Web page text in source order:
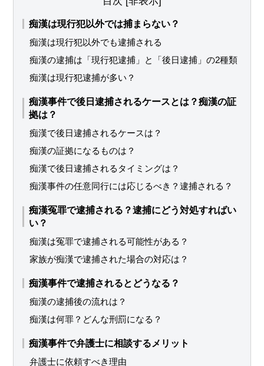
痴漢は現行犯以外では捕まらない？
痴漢は現行犯以外でも逮捕される
痴漢の逮捕は「現行犯逮捕」と「後日逮捕」の2種類
痴漢は現行犯逮捕が多い？
痴漢事件で後日逮捕されるケースとは？痴漢の証
拠は？
痴漢で後日逮捕されるケースは？
痴漢の証拠になるものは？
痴漢で後日逮捕されるタイミングは？
痴漢事件の任意同行には応じるべき？逮捕される？
痴漢冤罪で逮捕される？逮捕にどう対処すればい
い？
痴漢は冤罪で逮捕される可能性がある？
家族が痴漢で逮捕された場合の対応は？
痴漢事件で逮捕されるとどうなる？
痴漢の逮捕後の流れは？
痴漢は何罪？どんな刑罰になる？
痴漢事件で弁護士に相談するメリット
弁護士に依頼すべき理由